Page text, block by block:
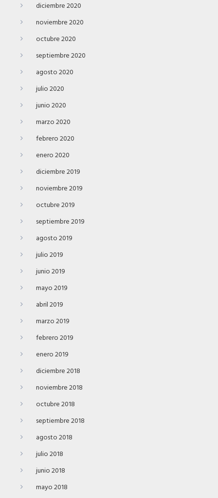
diciembre 2020
noviembre 2020
octubre 2020
septiembre 2020
agosto 2020
julio 2020
junio 2020
marzo 2020
febrero 2020
enero 2020
diciembre 2019
noviembre 2019
octubre 2019
septiembre 2019
agosto 2019
julio 2019
junio 2019
mayo 2019
abril 2019
marzo 2019
febrero 2019
enero 2019
diciembre 2018
noviembre 2018
octubre 2018
septiembre 2018
agosto 2018
julio 2018
junio 2018
mayo 2018